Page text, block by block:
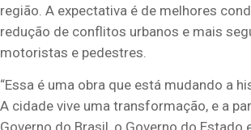
região. A expectativa é de melhores
redução de conflitos urbanos e mais
motoristas e pedestres.
“Essa é uma obra que está mudando a
A cidade vive uma transformação, e a
Governo do Brasil, o Governo do Estado